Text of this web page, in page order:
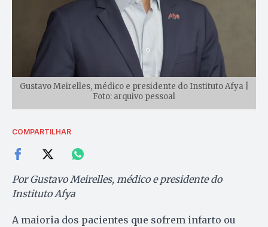
Gustavo Meirelles, médico e presidente do Instituto Afya |
Foto: arquivo pessoal
COMPARTILHAR
Por Gustavo Meirelles, médico e presidente do
Instituto Afya
A maioria dos pacientes que sofrem infarto ou